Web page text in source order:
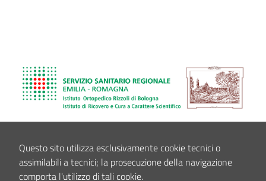
Questo sito utilizza esclusivamente cookie tecnici o
assimilabili a tecnici; la prosecuzione della navigazione
comporta l'utilizzo di tali cookie.